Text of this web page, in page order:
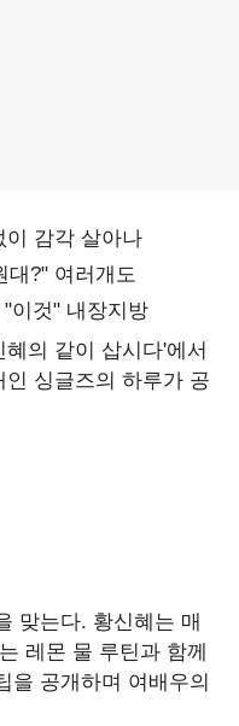
의 같이 삽시다'에서
싱글즈의 하루가 공
맞는다. 황신혜는 매
레몬 물 루틴과 함께
을 공개하며 여배우의